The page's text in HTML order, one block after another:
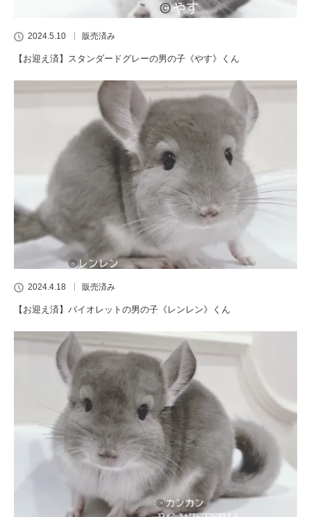
2024.5.10 販売済み
【お迎え済】スタンダードグレーの男の子《やす》くん
2024.4.18 販売済み
【お迎え済】バイオレットの男の子《レンレン》くん